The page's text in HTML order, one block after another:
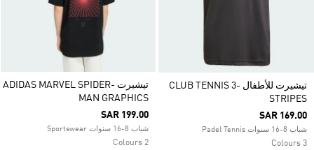
تيشيرت للأطفال CLUB TENNIS 3-
STRIPES
SAR 169.00
شباب 8-16 سنوات Padel Tennis
3 Colours
تيشيرت ADIDAS MARVEL SPIDER-
MAN GRAPHICS
SAR 199.00
شباب 8-16 سنوات Sportswear
2 Colours